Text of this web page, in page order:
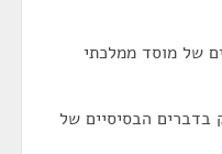
של מוסד ממלכתי
בדברים הבסיסיים של